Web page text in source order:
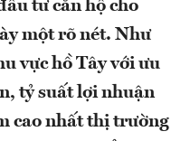
tư căn hộ cho
một rõ nét. Như
vực hồ Tây với ưu
tỷ suất lợi nhuận
cao nhất thị trường